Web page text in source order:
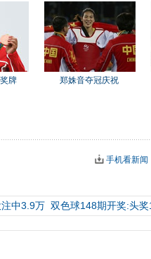
牌 郑姝音夺冠庆祝
手机看新闻
中3.9万 双色球148期开奖:头